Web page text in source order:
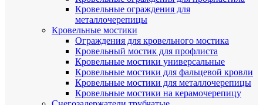
Кровельные ограждения для
металлочерепицы
Кровельные мостики
Ограждения для кровельного мостика
Кровельный мостик для профлиста
Кровельные мостики универсальные
Кровельные мостики для фальцевой кровли
Кровельные мостики для металлочерепицы
Кровельные мостики на керамочерепицу